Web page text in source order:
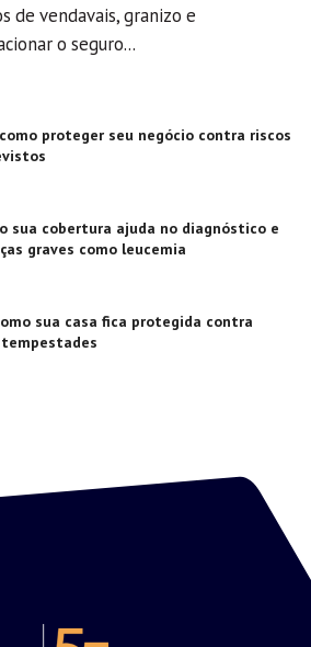
de vendavais, granizo e
o seguro...
proteger seu negócio contra riscos
sua cobertura ajuda no diagnóstico e
graves como leucemia
sua casa fica protegida contra